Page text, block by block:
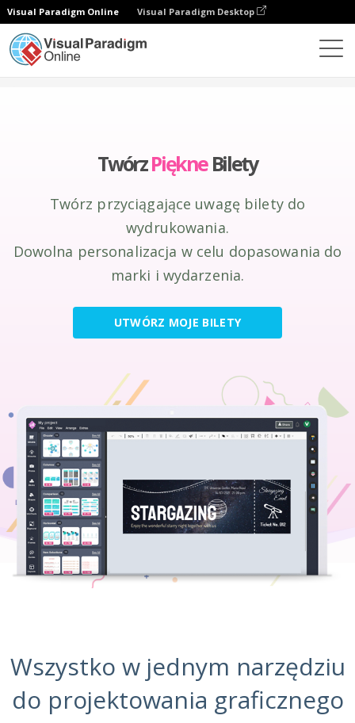
Visual Paradigm Online Visual Paradigm Desktop
TwórzPiękneBilety
Twórz przyciągające uwagę bilety do
wydrukowania.
Dowolna personalizacja w celu dopasowania do
marki i wydarzenia.
UTWÓRZ MOJE BILETY
Wszystko w jednym narzędziu
do projektowania graficznego